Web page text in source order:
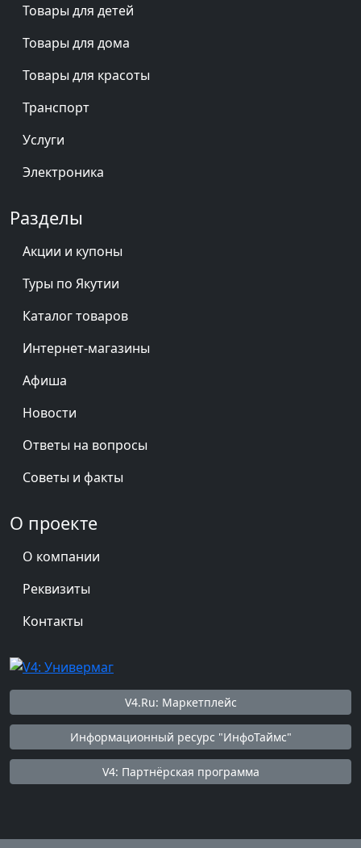
Товары для детей
Товары для дома
Товары для красоты
Транспорт
Услуги
Электроника
Разделы
Акции и купоны
Туры по Якутии
Каталог товаров
Интернет-магазины
Афиша
Новости
Ответы на вопросы
Советы и факты
О проекте
О компании
Реквизиты
Контакты
V4.Ru: Маркетплейс
Информационный ресурс "ИнфоТаймс"
V4: Партнёрская программа